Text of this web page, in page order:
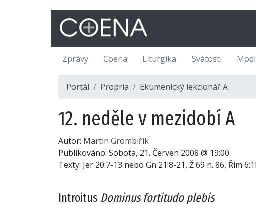
Zprávy Coena Liturgika Svátosti
Portál Propria Ekumenický lekcionář A
12. neděle v mezidobí A
Autor: Martin Grombiřík
Publikováno: Sobota, 21. Červen 2008 @ 19:00
Texty: Jer 20:7-13 nebo Gn 21:8-21, Ž 69 n. 86, Řím
Introitus Dominus fortitudo plebis